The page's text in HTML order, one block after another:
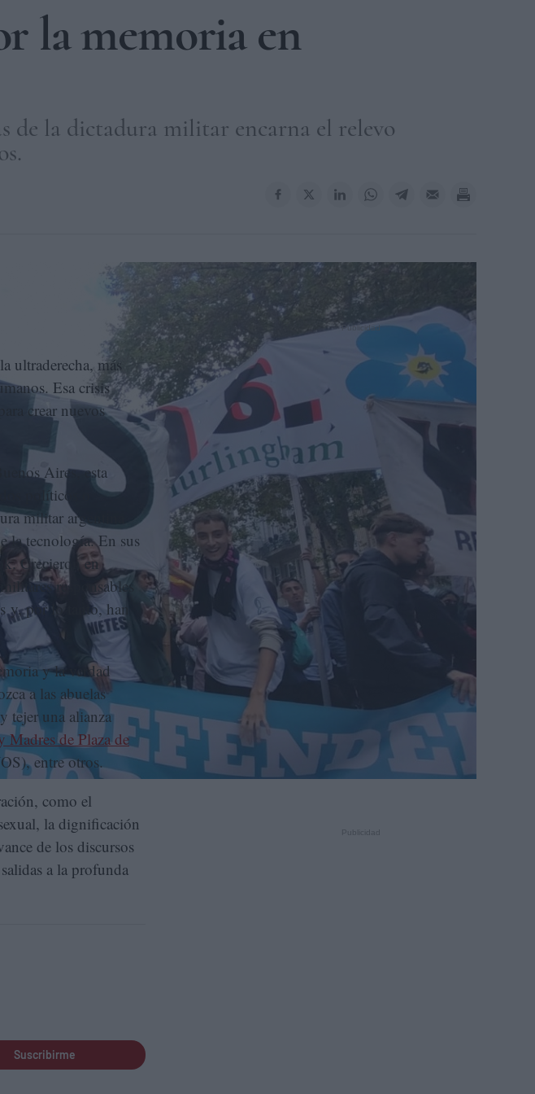
la memoria en
de la dictadura militar encarna el relevo
ultraderecha, más
Esa crisis
crear nuevos
Aires, esta
políticos o
militar argentina
la tecnología. En sus
Crecieron en
responsables
y, por lo tanto, han
y la verdad
a las abuelas
tejer una alianza
Madres de Plaza de
entre otros.
como el
la dignificación
de los discursos
a la profunda
Suscribirme